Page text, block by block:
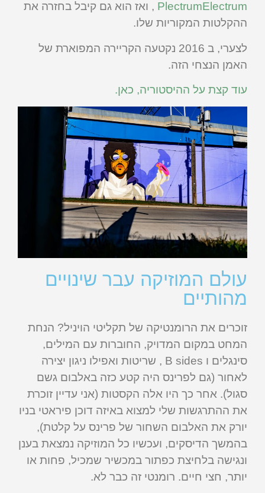
PlectrumElectrum , ואז הוא גם קיבל בחזרה את
ההקלטות המקוריות שלו.
לצערי, ב 2016 נקטעה הקריירה המפוארת של
האמן הנצחי הזה.
עוד קצת על ההיסטוריה, כאן.
עולם המוזיקה עבר שינויים
מהותיים
זוכרים את הרומנטיקה של תקליטי הויניל? הנחת
המחט במקום המדויק, החוברות עם המילים,
סינגלים ו B sides , שריטות ואפילו ניגון יצירה
לאחור (גם לפרינס היה קטע כזה באלבום גשם
סגול). אחר כך היו אלה הקסטות (אני עדיין זוכרת
את ההתרגשות שלי למצוא באיזה דוכן פיראטי בניו
יורק את האלבום השחור של פרינס על קלטת),
בהמשך הדיסקים, ועכשיו כל המוזיקה נמצאת בענן
ונגישה בלחיצת כפתור במכשיר שמכיל, פחות או
יותר, חצי חיים. רומנטי זה כבר לא.